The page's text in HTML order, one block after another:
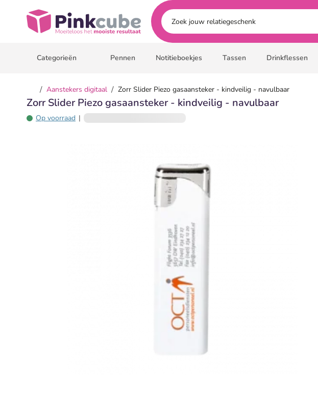
Pinkcube
Categorieën Pennen Notitieboekjes Tassen Drinkflessen
/ Aanstekers digitaal / Zorr Slider Piezo gasaansteker - kindveilig - navulbaar
Zorr Slider Piezo gasaansteker - kindveilig - navulbaar
Op voorraad |